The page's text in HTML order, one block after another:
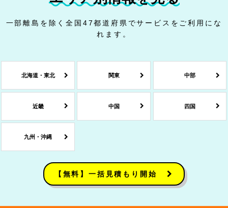
一部離島を除く全国47都道府県でサービスをご利用にな
れます。
北海道・東北 関東 中部
近畿 中国 四国
九州・沖縄
【無料】一括見積もり開始